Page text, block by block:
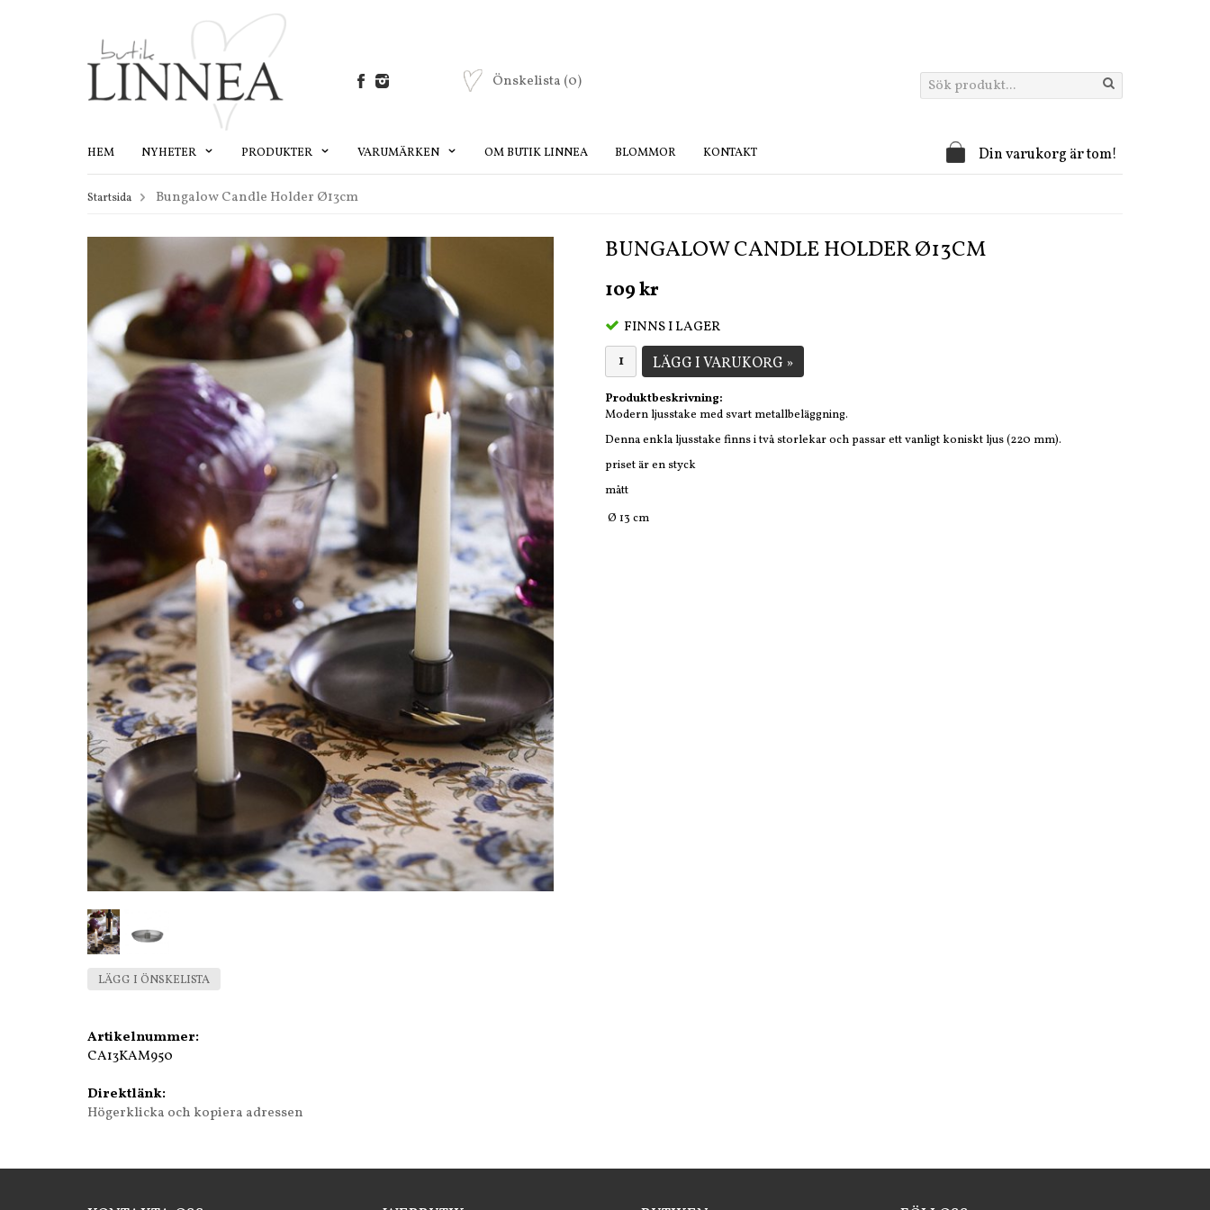
Önskelista (0)
HEM NYHETER PRODUKTER VARUMÄRKEN OM BUTIK LINNEA BLOMMOR KONTAKT Din varukorg är tom!
Startsida Bungalow Candle Holder Ø13cm
BUNGALOW CANDLE HOLDER Ø13CM
109 kr
FINNS I LAGER
LÄGG I VARUKORG »
Produktbeskrivning:
Modern ljusstake med svart metallbeläggning.
Denna enkla ljusstake finns i två storlekar och passar ett vanligt koniskt ljus (220 mm).
priset är en styck
mått
Ø 13 cm
LÄGG I ÖNSKELISTA
Artikelnummer:
CA13KAM950
Direktlänk:
Högerklicka och kopiera adressen